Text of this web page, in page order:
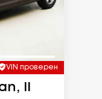
VIN проверен
II